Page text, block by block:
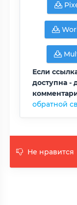
Если
доступна -
обратной
Не нравится